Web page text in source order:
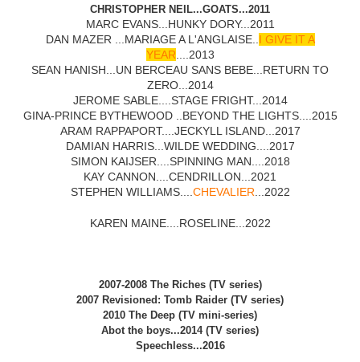
CHRISTOPHER NEIL...GOATS...2011
MARC EVANS...HUNKY DORY...2011
DAN MAZER ...MARIAGE A L'ANGLAISE.. I GIVE IT A
YEAR ....2013
SEAN HANISH...UN BERCEAU SANS BEBE...RETURN TO
ZERO...2014
JEROME SABLE....STAGE FRIGHT...2014
GINA-PRINCE BYTHEWOOD ..BEYOND THE LIGHTS....2015
ARAM RAPPAPORT....JECKYLL ISLAND...2017
DAMIAN HARRIS...WILDE WEDDING....2017
SIMON KAIJSER....SPINNING MAN....2018
KAY CANNON....CENDRILLON...2021
STEPHEN WILLIAMS.... CHEVALIER ...2022
KAREN MAINE....ROSELINE...2022
2007-2008 The Riches (TV series)
2007 Revisioned: Tomb Raider (TV series)
2010 The Deep (TV mini-series)
Abot the boys...2014 (TV series)
Speechless...2016